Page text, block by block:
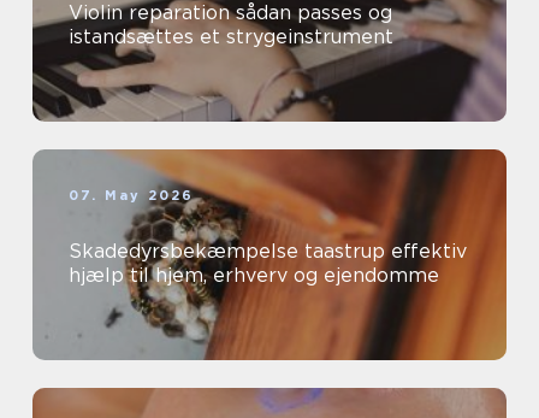
Violin reparation sådan passes og
istandsættes et strygeinstrument
07. May 2026
Skadedyrsbekæmpelse taastrup effektiv
hjælp til hjem, erhverv og ejendomme